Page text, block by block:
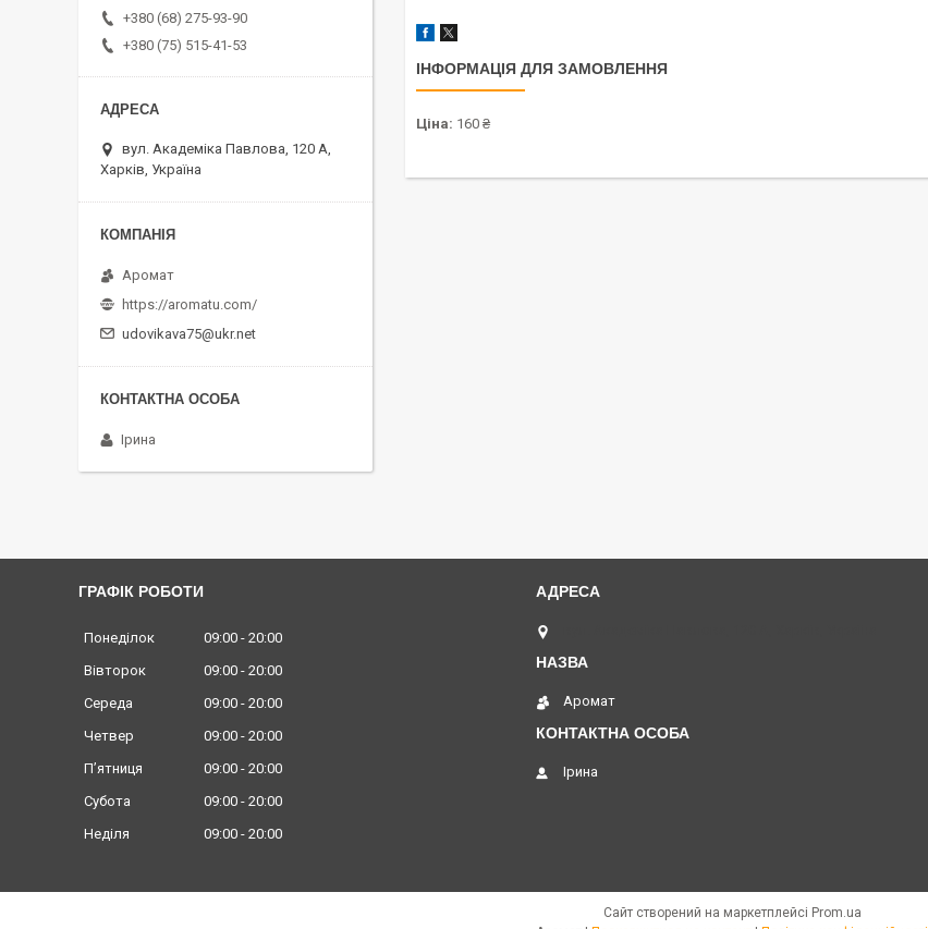
ІНФОРМАЦІЯ ДЛЯ ЗАМОВЛЕННЯ
Ціна: 160 ₴
+380 (68) 275-93-90
+380 (75) 515-41-53
вул. Академіка Павлова, 120 А,
Харків, Україна
Аромат
https://aromatu.com/
udovikava75@ukr.net
Ірина
ГРАФІК РОБОТИ
Понеділок 09:00
20:00
Вівторок
09:00
20:00
Середа
09:00
20:00
Четвер
09:00
20:00
Пʼятниця
09:00
20:00
Субота
09:00
20:00
Неділя
09:00 20:00
Аромат
Ірина
Сайт створений на маркетплейсі Prom.ua